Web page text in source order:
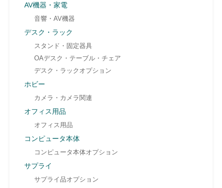
AV機器・家電
音響・AV機器
デスク・ラック
スタンド・固定器具
OAデスク・テーブル・チェア
デスク・ラックオプション
ホビー
カメラ・カメラ関連
オフィス用品
オフィス用品
コンピュータ本体
コンピュータ本体オプション
サプライ
サプライ品オプション